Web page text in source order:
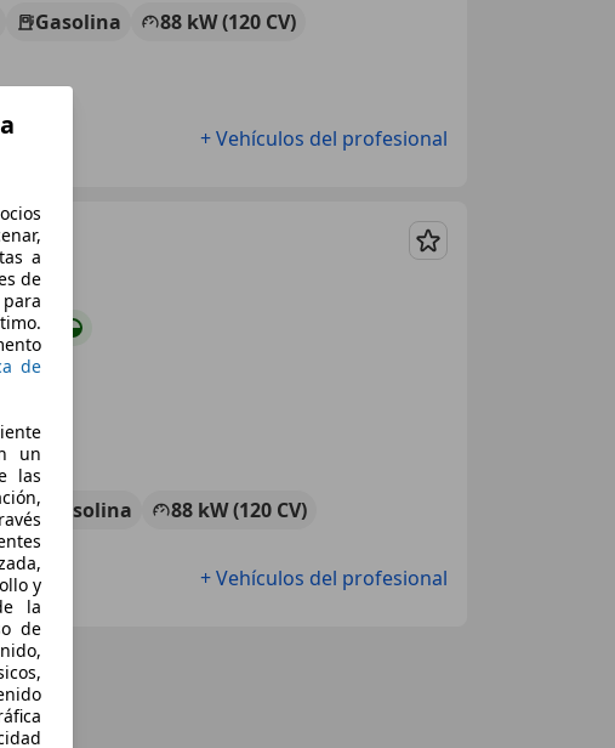
Gasolina
88 kW (120 CV)
+ Vehículos del profesional
Guardar
precio
Gasolina
88 kW (120 CV)
+ Vehículos del profesional
a
de
de
un
las
y
la
de